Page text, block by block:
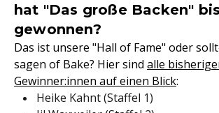
hat "Das große Backen"
gewonnen?
Das ist unsere "Hall of Fame" oder
sagen of Bake? Hier sind alle
Gewinner:innen auf einen Blick:
Heike Kahnt (Staffel 1)